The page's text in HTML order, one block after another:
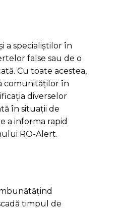
a specialiștilor în
false sau de o
Cu toate acestea,
comunităților în
diverselor
în situații de
a informa rapid
RO-Alert.
timpul de